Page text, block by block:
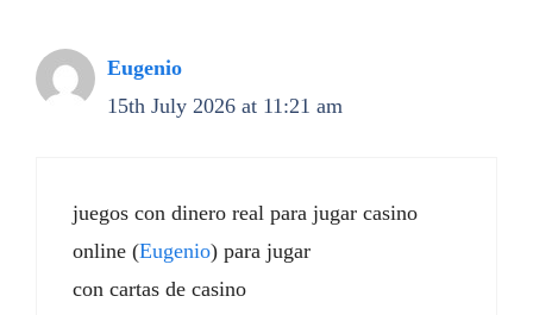
Eugenio
15th July 2026 at 11:21 am
juegos con dinero real para jugar casino
online (Eugenio) para jugar
con cartas de casino